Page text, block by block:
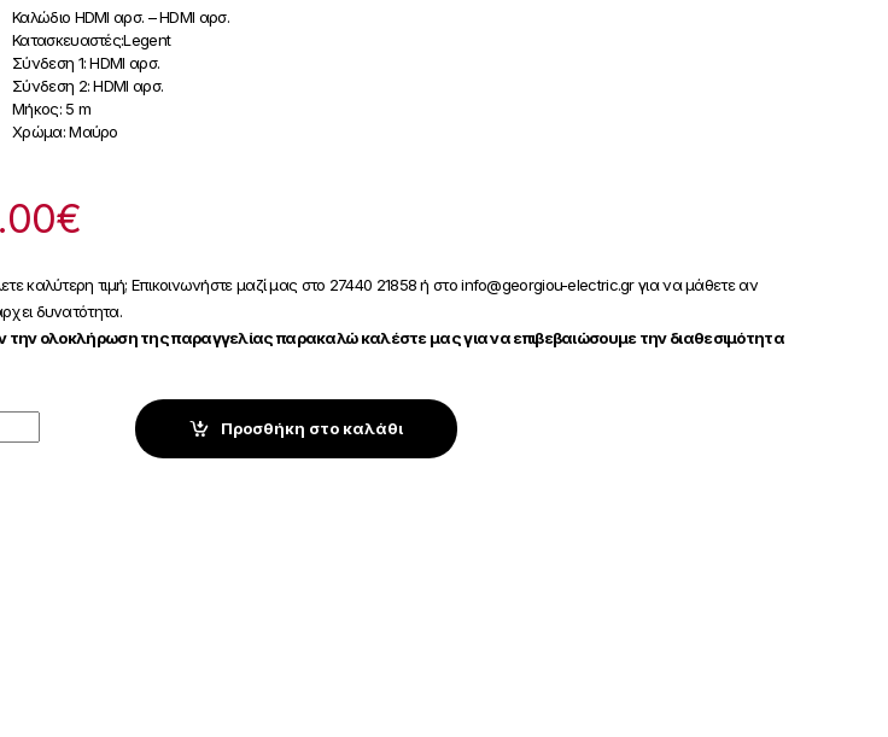
Καλώδιο HDMI αρσ. – HDMI αρσ.
Κατασκευαστές:Legent
Σύνδεση 1: HDMI αρσ.
Σύνδεση 2: HDMI αρσ.
Μήκος: 5 m
Χρώμα: Μαύρο
€
καλύτερη τιμή; Επικοινωνήστε μαζί μας στο 27440 21858 ή στο info@georgiou-electric.gr για να μάθετε αν
δυνατότητα.
την ολοκλήρωση της παραγγελίας παρακαλώ καλέστε μας για να επιβεβαιώσουμε την διαθεσιμότητα
Προσθήκη στο καλάθι